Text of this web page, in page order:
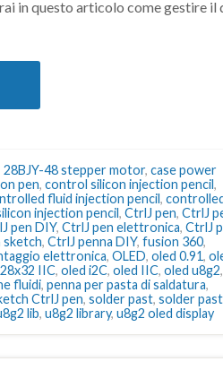
in questo articolo come gestire il
28BJY-48 stepper motor, case power
pen, control silicon injection pencil,
fluid injection pencil,
injection pencil, CtrlJ pen, CtrlJ
pen DIY, CtrlJ pen elettronica, CtrlJ
sketch, CtrlJ penna DIY, fusion 360,
elettronica, OLED, oled 0.91,
IIC, oled i2C, oled IIC, oled u8g2,
fluidi, penna per pasta di saldatura,
CtrlJ pen, solder past, solder past
lib, u8g2 library, u8g2 oled display